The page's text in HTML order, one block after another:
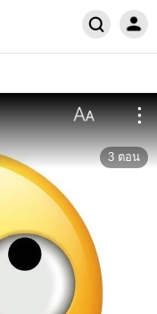
3 ตอน